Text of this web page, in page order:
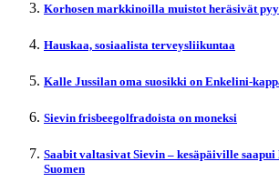
Korhosen markkinoilla muistot heräsivät
Hauskaa, sosiaalista terveysliikuntaa
Kalle Jussilan oma suosikki on Enkelini-
Sievin frisbeegolfradoista on moneksi
Saabit valtasivat Sievin – kesäpäiville
Suomen